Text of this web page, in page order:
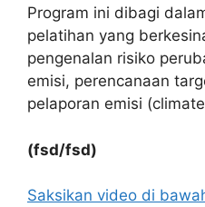
Program ini dibagi
pelatihan yang
pengenalan risiko
emisi, perencanaan
pelaporan emisi
(fsd/fsd)
Saksikan video di